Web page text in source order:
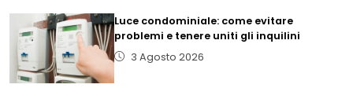
Luce condominiale: come evitare
problemi e tenere uniti gli inquilini
3 Agosto 2026